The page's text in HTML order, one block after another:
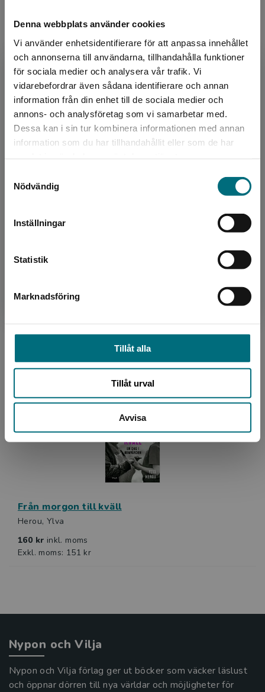
Denna webbplats använder cookies
Vi använder enhetsidentifierare för att anpassa innehållet
och annonserna till användarna, tillhandahålla funktioner
för sociala medier och analysera vår trafik. Vi
vidarebefordrar även sådana identifierare och annan
information från din enhet till de sociala medier och
annons- och analysföretag som vi samarbetar med.
Dessa kan i sin tur kombinera informationen med annan
information som du har tillhandahållit eller som de har
Nödvändig
Inställningar
Statistik
Marknadsföring
Tillåt alla
Tillåt urval
Avvisa
Begränsad fraktregion
Det verkar som att du besöker
Sverige. För att kunna slutföra ett köp måste
160 kr
inkl. moms
Exkl. moms: 151 kr
Ett nytt land utanför mitt fönster (lättläst) (e-
Kallifatides, Theodor
192 krinkl. moms
Från morgon till kväll
Herou, Ylva
160 kr inkl. moms
Exkl. moms: 151 kr
Nypon och Vilja
Nypon och Vilja förlag ger ut böcker som väcker läslust
och öppnar dörren till nya världar och möjligheter för